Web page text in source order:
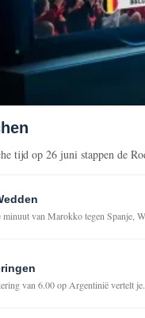
tijd op 26 juni stappen de
minuut van Marokko tegen Spanje,
van 6.00 op Argentinië vertelt